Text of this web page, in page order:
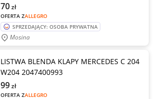
OFERTA ZALLEGRO
70zł
SPRZEDAJĄCY: OSOBA PRYWATNA
Mosina
LISTWA BLENDA KLAPY MERCEDES C 204
W204 2047400993
OFERTA ZALLEGRO
99zł